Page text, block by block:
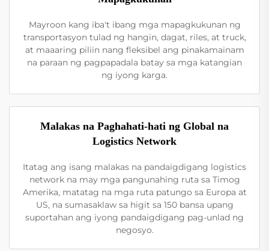
Mayroon kang iba't ibang mga mapagkukunan ng
transportasyon tulad ng hangin, dagat, riles, at truck,
at maaaring piliin nang fleksibel ang pinakamainam
na paraan ng pagpapadala batay sa mga katangian
ng iyong karga.
Malakas na Paghahati-hati ng Global na
Logistics Network
Itatag ang isang malakas na pandaigdigang logistics
network na may mga pangunahing ruta sa Timog
Amerika, matatag na mga ruta patungo sa Europa at
US, na sumasaklaw sa higit sa 150 bansa upang
suportahan ang iyong pandaigdigang pag-unlad ng
negosyo.